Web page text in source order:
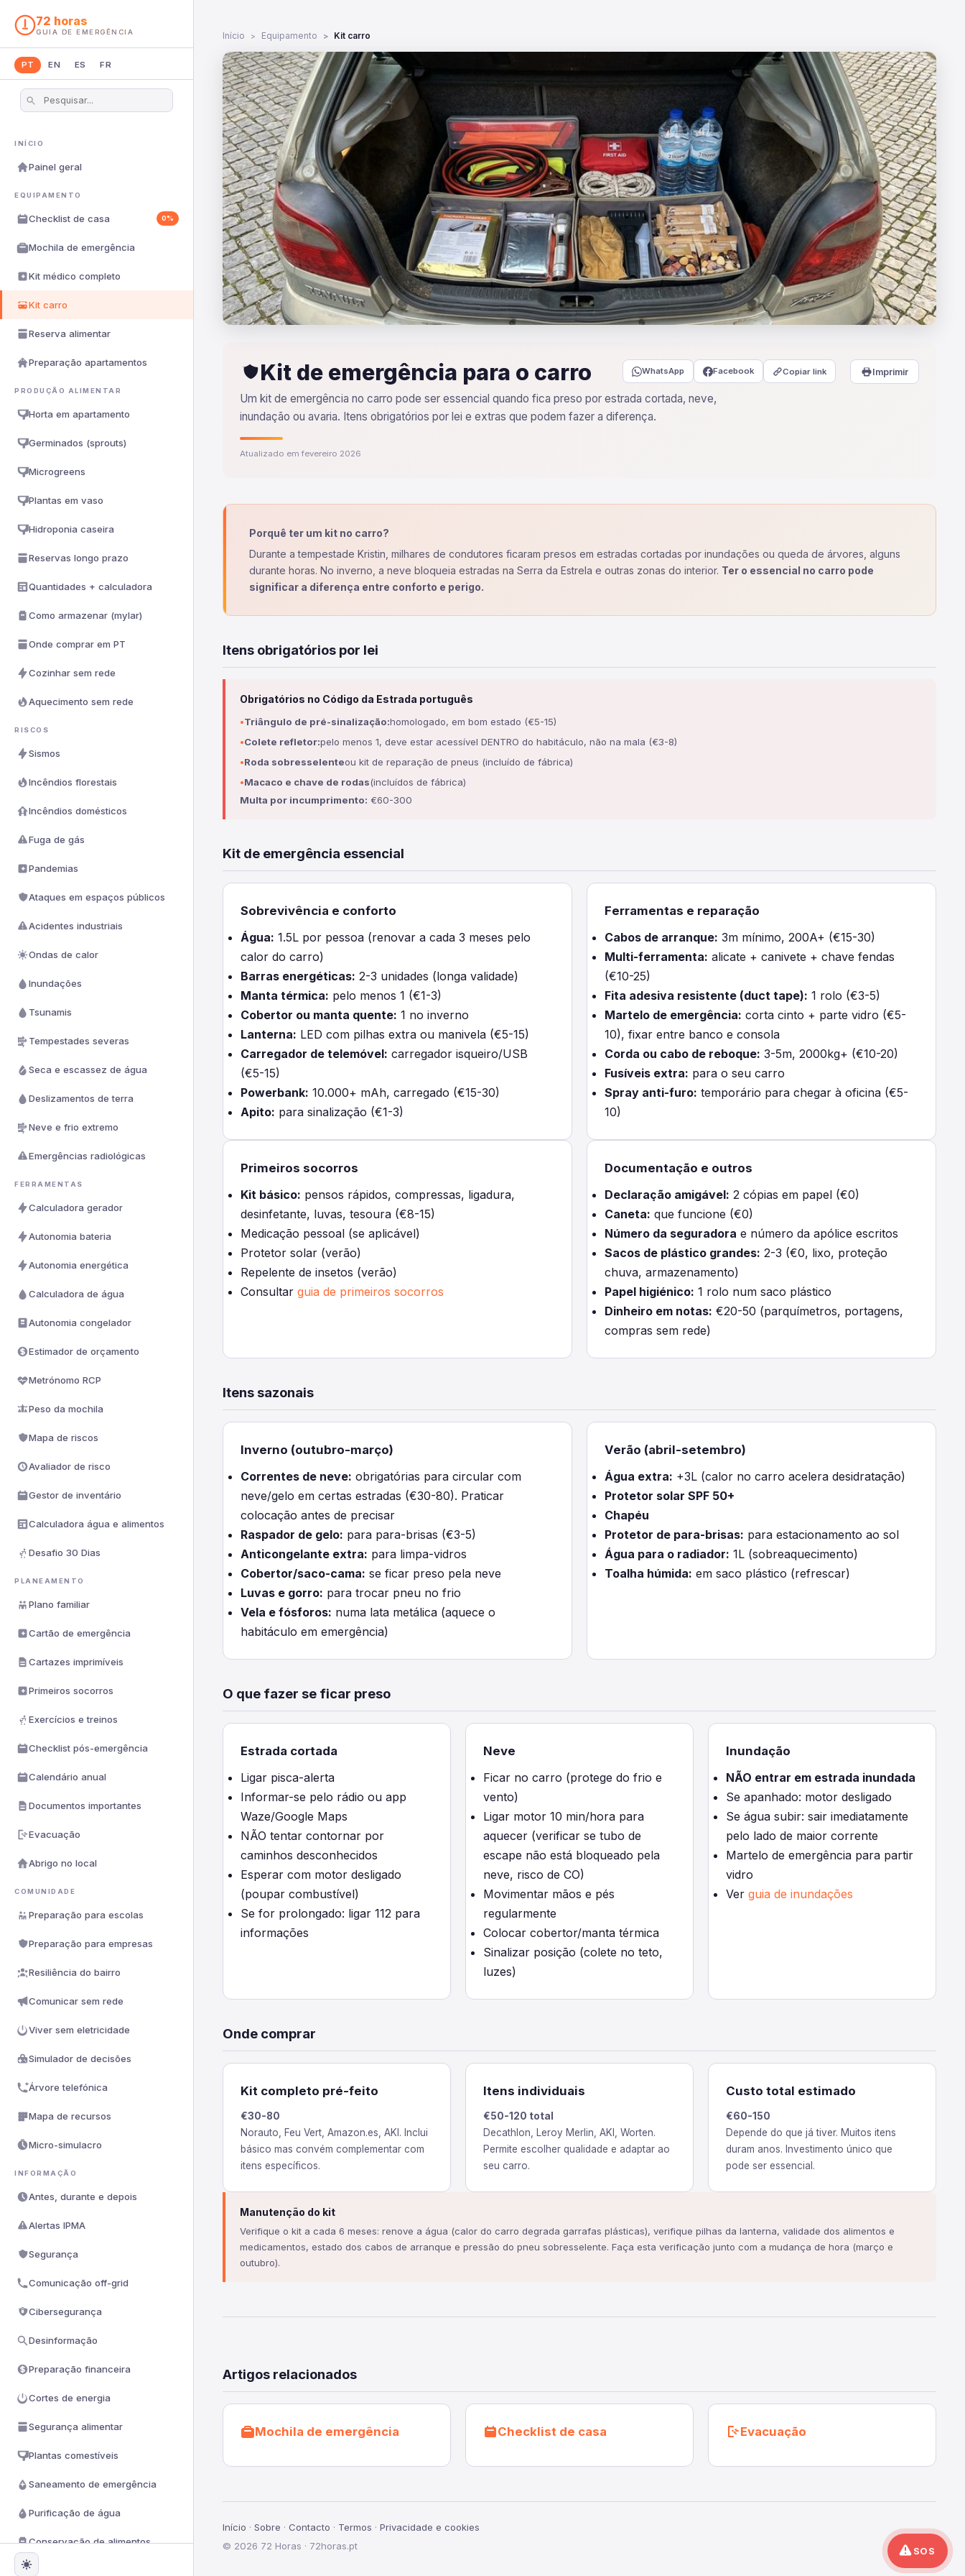
72 horas
GUIA DE EMERGÊNCIA
PT EN ES FR
INÍCIO
Painel geral
EQUIPAMENTO
Checklist de casa 0%
Mochila de emergência
Kit médico completo
Kit carro
Reserva alimentar
Preparação apartamentos
PRODUÇÃO ALIMENTAR
Horta em apartamento
Germinados (sprouts)
Microgreens
Plantas em vaso
Hidroponia caseira
Reservas longo prazo
Quantidades + calculadora
Como armazenar (mylar)
Onde comprar em PT
Cozinhar sem rede
Aquecimento sem rede
RISCOS
Sismos
Incêndios florestais
Incêndios domésticos
Fuga de gás
Pandemias
Ataques em espaços públicos
Acidentes industriais
Ondas de calor
Inundações
Tsunamis
Tempestades severas
Seca e escassez de água
Deslizamentos de terra
Neve e frio extremo
Emergências radiológicas
FERRAMENTAS
Calculadora gerador
Autonomia bateria
Autonomia energética
Calculadora de água
Autonomia congelador
Estimador de orçamento
Metrónomo RCP
Peso da mochila
Mapa de riscos
Avaliador de risco
Gestor de inventário
Calculadora água e alimentos
Desafio 30 Dias
PLANEAMENTO
Plano familiar
Cartão de emergência
Cartazes imprimíveis
Primeiros socorros
Exercícios e treinos
Checklist pós-emergência
Calendário anual
Documentos importantes
Evacuação
Abrigo no local
COMUNIDADE
Preparação para escolas
Preparação para empresas
Resiliência do bairro
Comunicar sem rede
Viver sem eletricidade
Simulador de decisões
Árvore telefónica
Mapa de recursos
Micro-simulacro
INFORMAÇÃO
Antes, durante e depois
Alertas IPMA
Segurança
Comunicação off-grid
Cibersegurança
Desinformação
Preparação financeira
Cortes de energia
Segurança alimentar
Plantas comestíveis
Saneamento de emergência
Purificação de água
Conservação de alimentos
Sinais de emergência
Início Equipamento Kit carro
Kit de emergência para o carro
Um kit de emergência no carro pode ser essencial quando fica preso por estrada cortada, neve,
inundação ou avaria. Itens obrigatórios por lei e extras que podem fazer a diferença.
Imprimir
Atualizado em fevereiro 2026
WhatsApp Facebook Copiar link
Porquê ter um kit no carro?
Durante a tempestade Kristin, milhares de condutores ficaram presos em estradas cortadas por inundações ou queda de árvores, alguns
durante horas. No inverno, a neve bloqueia estradas na Serra da Estrela e outras zonas do interior. Ter o essencial no carro pode
significar a diferença entre conforto e perigo.
Itens obrigatórios por lei
Obrigatórios no Código da Estrada português
Triângulo de pré-sinalização:homologado, em bom estado (€5-15)
Colete refletor:pelo menos 1, deve estar acessível DENTRO do habitáculo, não na mala (€3-8)
Roda sobresselenteou kit de reparação de pneus (incluído de fábrica)
Macaco e chave de rodas(incluídos de fábrica)
Multa por incumprimento: €60-300
Kit de emergência essencial
Sobrevivência e conforto
Água: 1.5L por pessoa (renovar a cada 3 meses pelo
calor do carro)
Barras energéticas: 2-3 unidades (longa validade)
Manta térmica: pelo menos 1 (€1-3)
Cobertor ou manta quente: 1 no inverno
Lanterna: LED com pilhas extra ou manivela (€5-15)
Carregador de telemóvel: carregador isqueiro/USB
(€5-15)
Powerbank: 10.000+ mAh, carregado (€15-30)
Apito: para sinalização (€1-3)
Ferramentas e reparação
Cabos de arranque: 3m mínimo, 200A+ (€15-30)
Multi-ferramenta: alicate + canivete + chave fendas
(€10-25)
Fita adesiva resistente (duct tape): 1 rolo (€3-5)
Martelo de emergência: corta cinto + parte vidro (€5-
10), fixar entre banco e consola
Corda ou cabo de reboque: 3-5m, 2000kg+ (€10-20)
Fusíveis extra: para o seu carro
Spray anti-furo: temporário para chegar à oficina (€5-
10)
Primeiros socorros
Kit básico: pensos rápidos, compressas, ligadura,
desinfetante, luvas, tesoura (€8-15)
Medicação pessoal (se aplicável)
Protetor solar (verão)
Repelente de insetos (verão)
Consultar guia de primeiros socorros
Documentação e outros
Declaração amigável: 2 cópias em papel (€0)
Caneta: que funcione (€0)
Número da seguradora e número da apólice escritos
Sacos de plástico grandes: 2-3 (€0, lixo, proteção
chuva, armazenamento)
Papel higiénico: 1 rolo num saco plástico
Dinheiro em notas: €20-50 (parquímetros, portagens,
compras sem rede)
Itens sazonais
Inverno (outubro-março)
Correntes de neve: obrigatórias para circular com
neve/gelo em certas estradas (€30-80). Praticar
colocação antes de precisar
Raspador de gelo: para para-brisas (€3-5)
Anticongelante extra: para limpa-vidros
Cobertor/saco-cama: se ficar preso pela neve
Luvas e gorro: para trocar pneu no frio
Vela e fósforos: numa lata metálica (aquece o
habitáculo em emergência)
Verão (abril-setembro)
Água extra: +3L (calor no carro acelera desidratação)
Protetor solar SPF 50+
Chapéu
Protetor de para-brisas: para estacionamento ao sol
Água para o radiador: 1L (sobreaquecimento)
Toalha húmida: em saco plástico (refrescar)
O que fazer se ficar preso
Estrada cortada
Ligar pisca-alerta
Informar-se pelo rádio ou app
Waze/Google Maps
NÃO tentar contornar por
caminhos desconhecidos
Esperar com motor desligado
(poupar combustível)
Se for prolongado: ligar 112 para
informações
Neve
Ficar no carro (protege do frio e
vento)
Ligar motor 10 min/hora para
aquecer (verificar se tubo de
escape não está bloqueado pela
neve, risco de CO)
Movimentar mãos e pés
regularmente
Colocar cobertor/manta térmica
Sinalizar posição (colete no teto,
luzes)
Inundação
NÃO entrar em estrada inundada
Se apanhado: motor desligado
Se água subir: sair imediatamente
pelo lado de maior corrente
Martelo de emergência para partir
vidro
Ver guia de inundações
Onde comprar
Kit completo pré-feito
€30-80
Norauto, Feu Vert, Amazon.es, AKI. Inclui
básico mas convém complementar com
itens específicos.
Itens individuais
€50-120 total
Decathlon, Leroy Merlin, AKI, Worten.
Permite escolher qualidade e adaptar ao
seu carro.
Custo total estimado
€60-150
Depende do que já tiver. Muitos itens
duram anos. Investimento único que
pode ser essencial.
Manutenção do kit
Verifique o kit a cada 6 meses: renove a água (calor do carro degrada garrafas plásticas), verifique pilhas da lanterna, validade dos alimentos e
medicamentos, estado dos cabos de arranque e pressão do pneu sobresselente. Faça esta verificação junto com a mudança de hora (março e
outubro).
Artigos relacionados
Mochila de emergência Checklist de casa Evacuação
Início · Sobre · Contacto · Termos · Privacidade e cookies
© 2026 72 Horas · 72horas.pt
SOS